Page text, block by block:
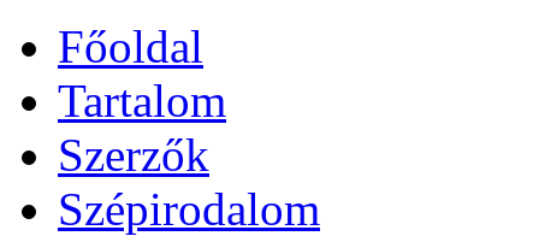
Főoldal
Tartalom
Szerzők
Szépirodalom